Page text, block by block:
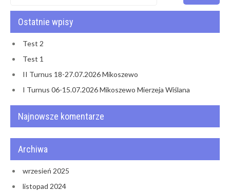
Ostatnie wpisy
Test 2
Test 1
II Turnus 18-27.07.2026 Mikoszewo
I Turnus 06-15.07.2026 Mikoszewo Mierzeja Wiślana
Najnowsze komentarze
Archiwa
wrzesień 2025
listopad 2024